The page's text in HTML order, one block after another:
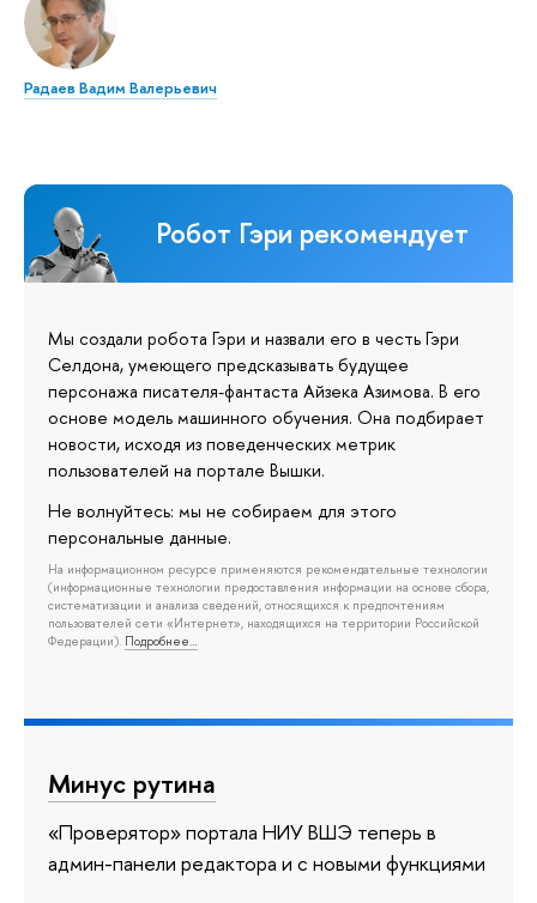
Радаев Вадим Валерьевич
Робот Гэри рекомендует
Мы создали робота Гэри и назвали его в честь Гэри
Селдона, умеющего предсказывать будущее
персонажа писателя-фантаста Айзека Азимова. В его
основе модель машинного обучения. Она подбирает
новости, исходя из поведенческих метрик
пользователей на портале Вышки.
Не волнуйтесь: мы не собираем для этого
персональные данные.
На информационном ресурсе применяются рекомендательные технологии
(информационные технологии предоставления информации на основе сбора,
систематизации и анализа сведений, относящихся к предпочтениям
пользователей сети «Интернет», находящихся на территории Российской
Федерации). Подробнее…
Минус рутина
«Проверятор» портала НИУ ВШЭ теперь в
админ-панели редактора и с новыми функциями